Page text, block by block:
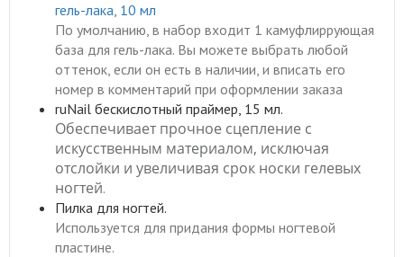
гель-лака, 10 мл
По умолчанию, в набор входит 1 камуфлиррующая
база для гель-лака. Вы можете выбрать любой
оттенок, если он есть в наличии, и вписать его
номер в комментарий при оформлении заказа
ruNail бескислотный праймер, 15 мл.
Обеспечивает прочное сцепление с
искусственным материалом, исключая
отслойки и увеличивая срок носки гелевых
ногтей.
Пилка для ногтей.
Используется для придания формы ногтевой
пластине.